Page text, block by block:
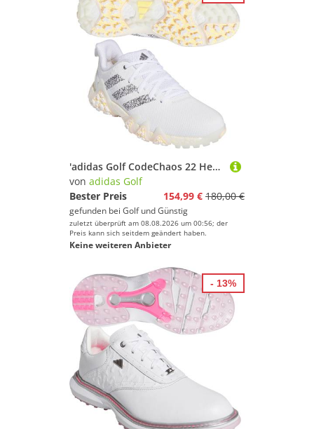
'adidas Golf CodeChaos 22 Herren Golfschuh weiÃ/orange'
von adidas Golf
Bester Preis
154,99 € 180,00 €
gefunden bei Golf und Günstig
zuletzt überprüft am 08.08.2026 um 00:56; der
Preis kann sich seitdem geändert haben.
Keine weiteren Anbieter
- 13%